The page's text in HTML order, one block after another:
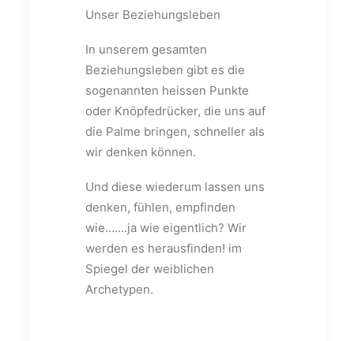
Unser Beziehungsleben
In unserem gesamten
Beziehungsleben gibt es die
sogenannten heissen Punkte
oder Knöpfedrücker, die uns auf
die Palme bringen, schneller als
wir denken können.
Und diese wiederum lassen uns
denken, fühlen, empfinden
wie…….ja wie eigentlich? Wir
werden es herausfinden! im
Spiegel der weiblichen
Archetypen.